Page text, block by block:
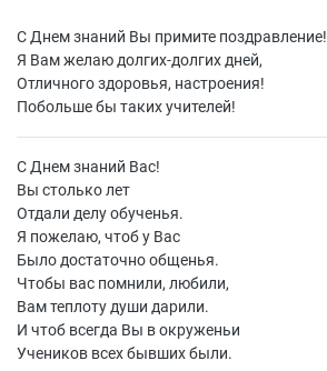
С Днем знаний Вы примите поздравление!
Я Вам желаю долгих-долгих дней,
Отличного здоровья, настроения!
Побольше бы таких учителей!
С Днем знаний Вас!
Вы столько лет
Отдали делу обученья.
Я пожелаю, чтоб у Вас
Было достаточно общенья.
Чтобы вас помнили, любили,
Вам теплоту души дарили.
И чтоб всегда Вы в окруженьи
Учеников всех бывших были.